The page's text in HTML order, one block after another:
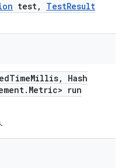
test, TestResult
TimeMillis,
Hash
. Metric> run